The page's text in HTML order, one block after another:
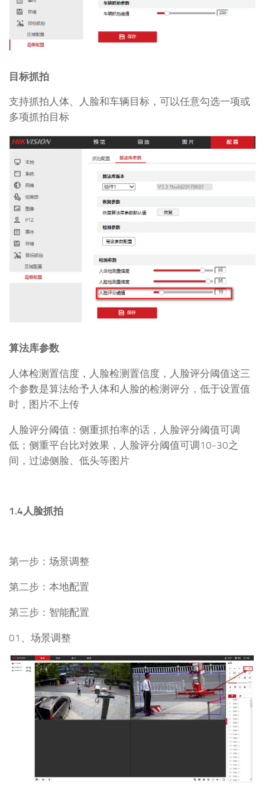
目标抓拍
支持抓拍人体、人脸和车辆目标，可以任意勾选一项或
多项抓拍目标
算法库参数
人体检测置信度，人脸检测置信度，人脸评分阈值这三
个参数是算法给予人体和人脸的检测评分，低于设置值
时，图片不上传
人脸评分阈值：侧重抓拍率的话，人脸评分阈值可调
低；侧重平台比对效果，人脸评分阈值可调10-30之
间，过滤侧脸、低头等图片
1.4人脸抓拍
第一步：场景调整
第二步：本地配置
第三步：智能配置
01、场景调整